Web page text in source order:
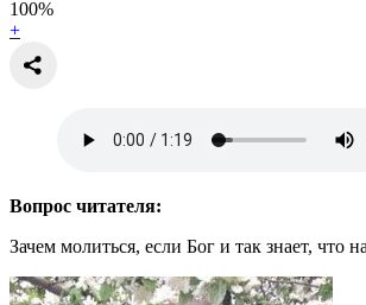
100%
+
Вопрос читателя:
Зачем молиться, если Бог и так знает, что